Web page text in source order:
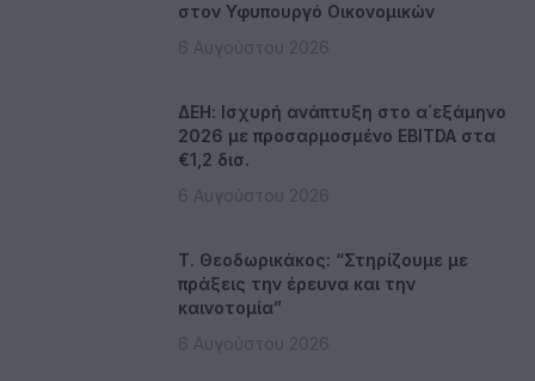
στον Υφυπουργό Οικονομικών
6 Αυγούστου 2026
ΔΕΗ: Ισχυρή ανάπτυξη στο α΄εξάμηνο
2026 με προσαρμοσμένο EBITDA στα
€1,2 δισ.
6 Αυγούστου 2026
Τ. Θεοδωρικάκος: “Στηρίζουμε με
πράξεις την έρευνα και την
καινοτομία”
6 Αυγούστου 2026